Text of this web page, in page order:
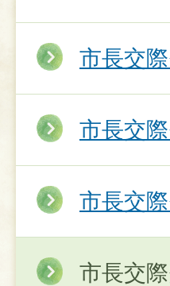
市長交
市長交
市長交
市長交